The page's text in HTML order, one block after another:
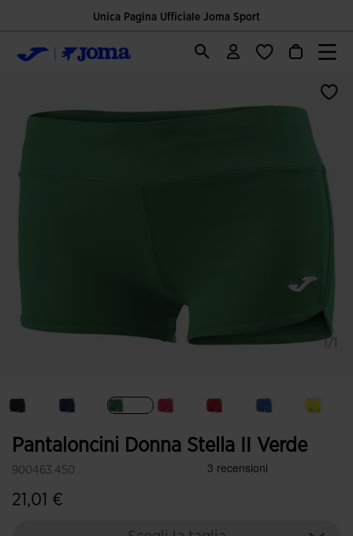
Unica Pagina Ufficiale Joma Sport
Pantaloncini Donna Stella II Verde
900463.450
21,01 €
1/1